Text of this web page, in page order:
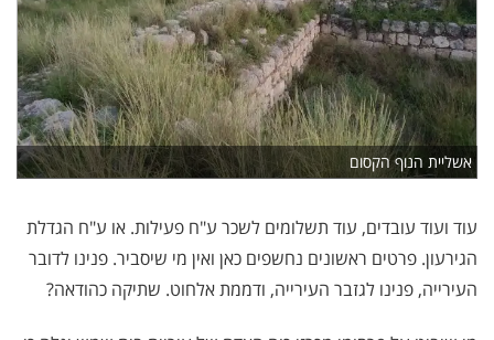
אשליית הנוף הקסום
עוד ועוד עובדים, עוד תשלומים לשכר ע"ח פעילות. או ע"ח הגדלת
הגירעון. פרטים ראשונים נחשפים כאן ואין מי שיסביר. פנינו לדובר
העירייה, פנינו לגזבר העירייה, ודממת אלחוט. שתיקה כהודאה?